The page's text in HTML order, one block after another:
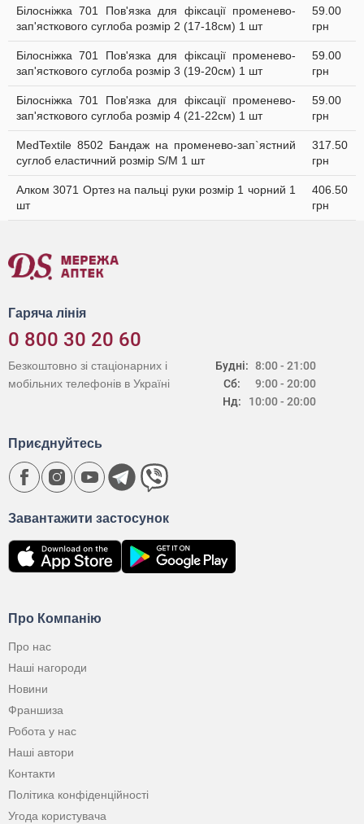
Білосніжка 701 Пов'язка для фіксації променево-
зап'ясткового суглоба розмір 2 (17-18см) 1 шт
59.00
грн
Білосніжка 701 Пов'язка для фіксації променево-
зап'ясткового суглоба розмір 3 (19-20см) 1 шт
59.00
грн
Білосніжка 701 Пов'язка для фіксації променево-
зап'ясткового суглоба розмір 4 (21-22см) 1 шт
59.00
грн
MedTextile 8502 Бандаж на променево-зап`ястний
суглоб еластичний розмір S/M 1 шт
317.50
грн
Алком 3071 Ортез на пальці руки розмір 1 чорний 1
шт
406.50
грн
Гаряча лінія
0 800 30 20 60
Будні:
Сб:
Нд:
8:00 - 21:00
9:00 - 20:00
10:00 - 20:00
Безкоштовно зі стаціонарних і
мобільних телефонів в Україні
Про Компанію
Про нас
Наші нагороди
Новини
Франшиза
Робота у нас
Наші автори
Контакти
Політика конфіденційності
Угода користувача
Завантажити застосунок
Приєднуйтесь